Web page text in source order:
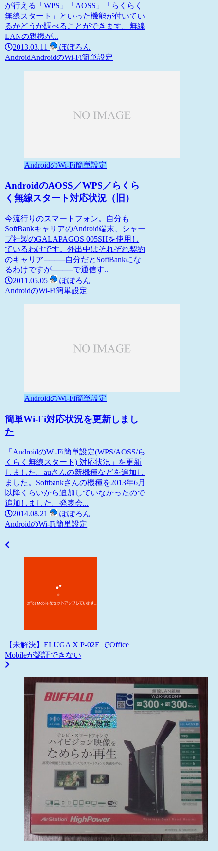
が行える「WPS」「AOSS」「らくらく
無線スタート」といった機能が付いてい
るかどうか調べることができます。無線
LANの親機が...
2013.03.11
ぽぽろん
AndroidAndroidのWi-Fi簡単設定
AndroidのWi-Fi簡単設定
AndroidのAOSS／WPS／らくら
く無線スタート対応状況（旧）
今流行りのスマートフォン。自分も
SoftBankキャリアのAndroid端末、シャー
プ社製のGALAPAGOS 005SHを使用し
ているわけです。外出中はそれぞれ契約
のキャリア────自分だとSoftBankにな
るわけですが────で通信す...
2011.05.05
ぽぽろん
AndroidのWi-Fi簡単設定
AndroidのWi-Fi簡単設定
簡単Wi-Fi対応状況を更新しまし
た
「AndroidのWi-Fi簡単設定(WPS/AOSS/ら
くらく無線スタート) 対応状況」を更新
しました。auさんの新機種などを追加し
ました。Softbankさんの機種を2013年6月
以降くらいから追加していなかったので
追加しました。発表会...
2014.08.21
ぽぽろん
AndroidのWi-Fi簡単設定
【未解決】ELUGA X P-02E でOffice
Mobileが認証できない